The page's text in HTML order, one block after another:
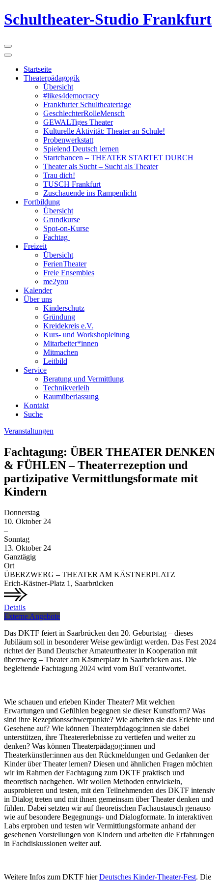
Schultheater-Studio Frankfurt
Startseite
Theaterpädagogik
Übersicht
#likes4democracy
Frankfurter Schultheatertage
GeschlechterRolleMensch
GEWALTiges Theater
Kulturelle Aktivität: Theater an Schule!
Probenwerkstatt
Spielend Deutsch lernen
Startchancen – THEATER STARTET DURCH
Theater als Sucht – Sucht als Theater
Trau dich!
TUSCH Frankfurt
Zuschauende ins Rampenlicht
Fortbildung
Übersicht
Grundkurse
Spot-on-Kurse
Fachtag
Freizeit
Übersicht
FerienTheater
Freie Ensembles
me2you
Kalender
Über uns
Kinderschutz
Gründung
Kreidekreis e.V.
Kurs- und Workshopleitung
Mitarbeiter*innen
Mitmachen
Leitbild
Service
Beratung und Vermittlung
Technikverleih
Raumüberlassung
Kontakt
Suche
Veranstaltungen
Fachtagung: ÜBER THEATER DENKEN
& FÜHLEN – Theaterrezeption und
partizipative Vermittlungsformate mit
Kindern
Donnerstag
10. Oktober 24
–
Sonntag
13. Oktober 24
Ganztägig
Ort
ÜBERZWERG – THEATER AM KÄSTNERPLATZ
Erich-Kästner-Platz 1, Saarbrücken
Details
Externe Angebote
Das DKTF feiert in Saarbrücken den 20. Geburtstag – dieses
Jubiläum soll in besonderer Weise gewürdigt werden. Das Fest 2024
richtet der Bund Deutscher Amateurtheater in Kooperation mit
überzwerg – Theater am Kästnerplatz in Saarbrücken aus. Die
begleitende Fachtagung 2024 wird vom BuT verantwortet.
Wie schauen und erleben Kinder Theater? Mit welchen
Erwartungen und Gefühlen begegnen sie dieser Kunstform? Was
sind ihre Rezeptionsschwerpunkte? Wie arbeiten sie das Erlebte und
Gesehene auf? Wie können Theaterpädagog:innen sie dabei
unterstützen, ihre Theatererlebnisse zu vertiefen und weiter zu
denken? Was können Theaterpädagog:innen und
Theaterkünstler:innen aus den Rückmeldungen und Gedanken der
Kinder über Theater lernen? Diesen und ähnlichen Fragen möchten
wir im Rahmen der Fachtagung zum DKTF praktisch und
theoretisch nachgehen. Wir wollen Methoden entwickeln,
ausprobieren und testen, mit den Teilnehmenden des DKTF intensiv
in Dialog treten und mit ihnen gemeinsam über Theater denken und
fühlen. Dabei setzten wir auf theoretischen Fachaustausch genauso
wie auf besondere Begegnungs- und Dialogformate. In interaktiven
Labs erproben und testen wir Vermittlungsformate anhand der
gesehenen Vorstellungen von Kindern und arbeiten die Erfahrungen
in Fachdiskussionen weiter auf.
Weitere Infos zum DKTF hierDeutsches Kinder-Theater-Fest. Die